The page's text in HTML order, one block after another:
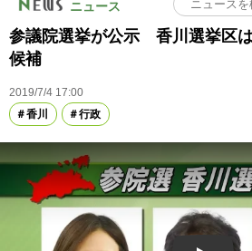
ニュース
参議院選挙が公示 香川選挙区
候補
2019/7/4 17:00
香川
行政